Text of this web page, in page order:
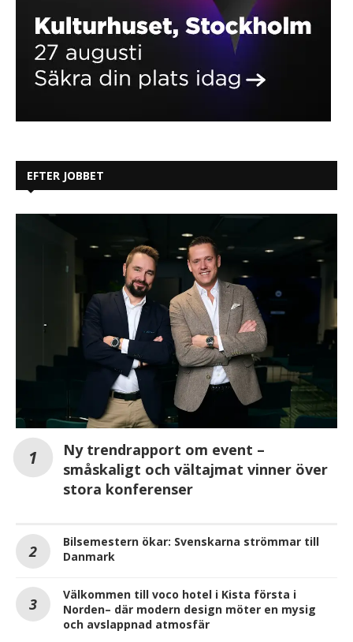
EFTER JOBBET
Ny trendrapport om event –
småskaligt och vältajmat vinner över
stora konferenser
Bilsemestern ökar: Svenskarna strömmar till
Danmark
Välkommen till voco hotel i Kista första i
Norden– där modern design möter en mysig
och avslappnad atmosfär